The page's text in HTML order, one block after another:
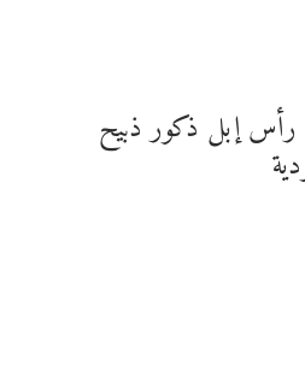
الثروة: تصدير عدد 300 رأس إبل ذكور ذبيح